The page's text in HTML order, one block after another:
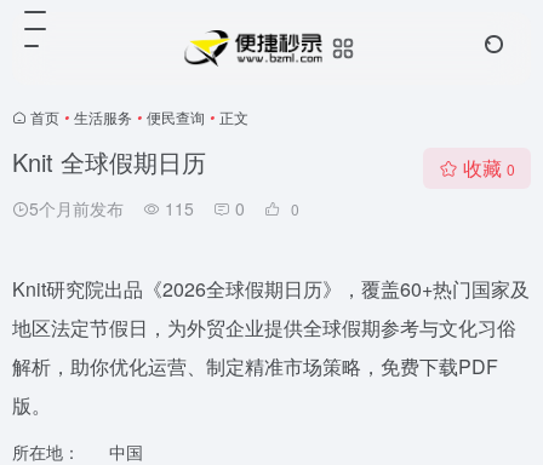
首页 • 生活服务 • 便民查询 • 正文
Knit 全球假期日历
5个月前发布 115 0 0
收藏 0
Knit研究院出品《2026全球假期日历》，覆盖60+热门国家及
地区法定节假日，为外贸企业提供全球假期参考与文化习俗
解析，助你优化运营、制定精准市场策略，免费下载PDF
版。
所在地：
中国